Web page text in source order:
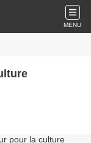
MENU